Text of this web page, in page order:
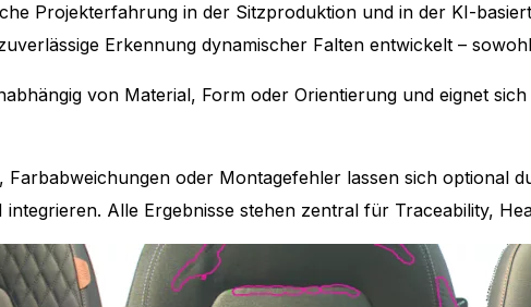
Projekterfahrung in der Sitzproduktion und in der KI-
Erkennung dynamischer Falten entwickelt –
von Material, Form oder Orientierung und eignet
Farbabweichungen oder Montagefehler lassen sich optional
integrieren. Alle Ergebnisse stehen zentral für Traceability,